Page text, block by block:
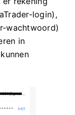
login),
wachtwoord)
in